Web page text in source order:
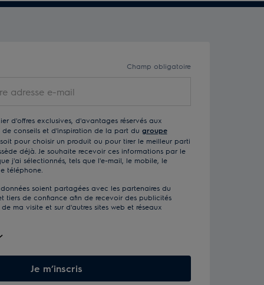
Champ obligatoire
d'offres exclusives, d'avantages réservés aux
de conseils et d'inspiration de la part du groupe
pour choisir un produit ou pour tirer le meilleur parti
déjà. Je souhaite recevoir ces informations par le
j'ai sélectionnés, tels que l'e-mail, le mobile, le
téléphone.
soient partagées avec les partenaires du
tiers de confiance afin de recevoir des publicités
ma visite et sur d'autres sites web et réseaux
Je m’inscris